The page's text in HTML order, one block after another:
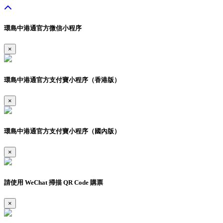
環島中港通官方微信小程序
×
環島中港通官方支付寶小程序（香港版）
×
環島中港通官方支付寶小程序（國內版）
×
請使用 WeChat 掃描 QR Code 購票
×